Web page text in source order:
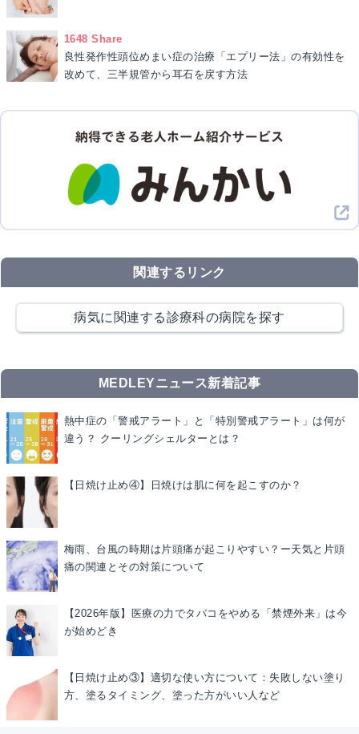
1648 Share
良性発作性頭位めまい症の治療「エプリー法」の有効性を
改めて、三半規管から耳石を戻す方法
関連するリンク
病気に関連する診療科の病院を探す
MEDLEYニュース新着記事
熱中症の「警戒アラート」と「特別警戒アラート」は何が
違う？ クーリングシェルターとは？
【日焼け止め④】日焼けは肌に何を起こすのか？
梅雨、台風の時期は片頭痛が起こりやすい？ー天気と片頭
痛の関連とその対策について
【2026年版】医療の力でタバコをやめる「禁煙外来」は今
が始めどき
【日焼け止め③】適切な使い方について：失敗しない塗り
方、塗るタイミング、塗った方がいい人など